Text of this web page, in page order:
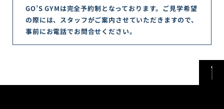
GO’S GYMは完全予約制となっております。ご見学希望
の際には、スタッフがご案内させていただきますので、
事前にお電話でお問合せください。